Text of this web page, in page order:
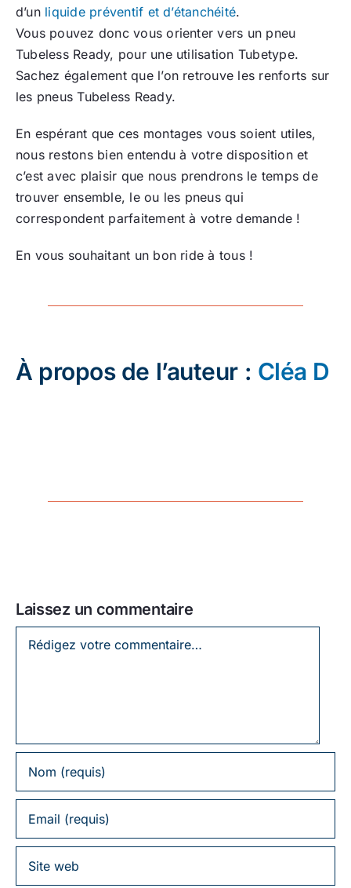
d’un liquide préventif et d’étanchéité.
Vous pouvez donc vous orienter vers un pneu
Tubeless Ready, pour une utilisation Tubetype.
Sachez également que l’on retrouve les renforts sur
les pneus Tubeless Ready.
En espérant que ces montages vous soient utiles,
nous restons bien entendu à votre disposition et
c’est avec plaisir que nous prendrons le temps de
trouver ensemble, le ou les pneus qui
correspondent parfaitement à votre demande !
En vous souhaitant un bon ride à tous !
À propos de l’auteur : Cléa D
Laissez un commentaire
Laissez